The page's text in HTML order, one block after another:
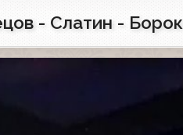
- Слатин - Борок